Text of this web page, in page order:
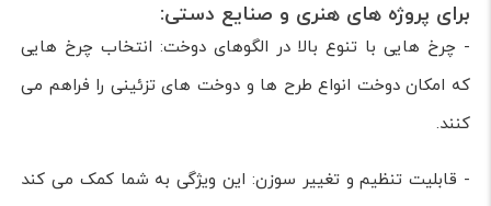
برای پروژه های هنری و صنایع دستی:
- چرخ هایی با تنوع بالا در الگوهای دوخت: انتخاب چرخ هایی
که امکان دوخت انواع طرح ها و دوخت های تزئینی را فراهم می
کنند.
- قابلیت تنظیم و تغییر سوزن: این ویژگی به شما کمک می کند